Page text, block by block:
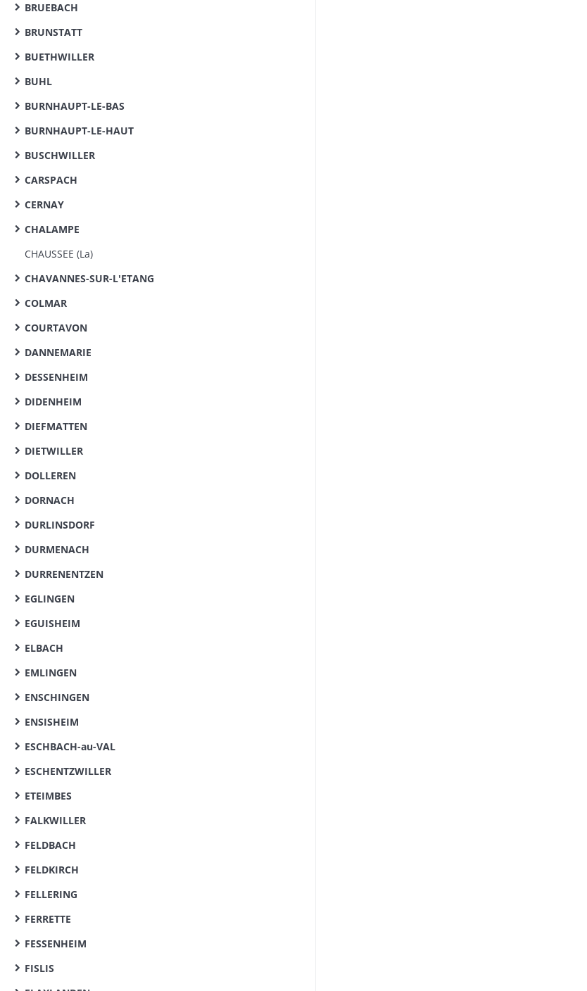
BRUEBACH
BRUNSTATT
BUETHWILLER
BUHL
BURNHAUPT-LE-BAS
BURNHAUPT-LE-HAUT
BUSCHWILLER
CARSPACH
CERNAY
CHALAMPE
CHAUSSEE (La)
CHAVANNES-SUR-L'ETANG
COLMAR
COURTAVON
DANNEMARIE
DESSENHEIM
DIDENHEIM
DIEFMATTEN
DIETWILLER
DOLLEREN
DORNACH
DURLINSDORF
DURMENACH
DURRENENTZEN
EGLINGEN
EGUISHEIM
ELBACH
EMLINGEN
ENSCHINGEN
ENSISHEIM
ESCHBACH-au-VAL
ESCHENTZWILLER
ETEIMBES
FALKWILLER
FELDBACH
FELDKIRCH
FELLERING
FERRETTE
FESSENHEIM
FISLIS